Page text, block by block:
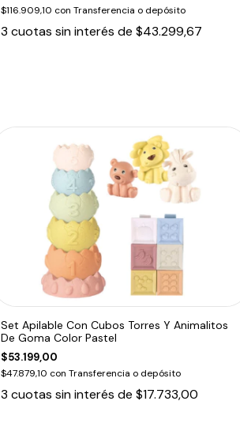
$116.909,10 con Transferencia o depósito
3 cuotas sin interés de $43.299,67
Set Apilable Con Cubos Torres Y Animalitos
De Goma Color Pastel
$53.199,00
$47.879,10 con Transferencia o depósito
3 cuotas sin interés de $17.733,00